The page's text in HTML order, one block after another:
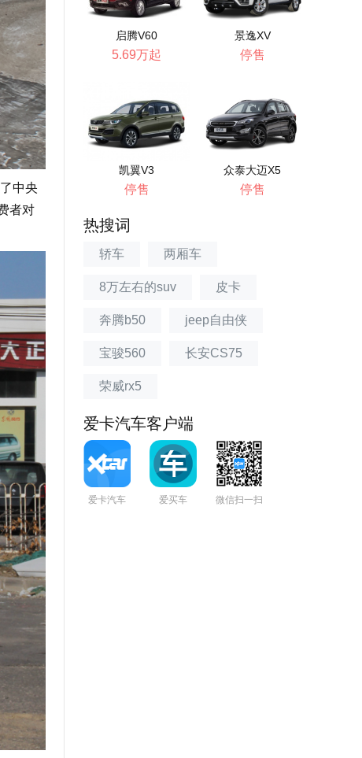
中央
者对
启腾V60
5.69万起
景逸XV
停售
凯翼V3
停售
众泰大迈X5
停售
热搜词
轿车 两厢车
8万左右的suv 皮卡
奔腾b50 jeep自由侠
宝骏560 长安CS75
荣威rx5
爱卡汽车客户端
爱卡汽车 爱买车 微信扫一扫